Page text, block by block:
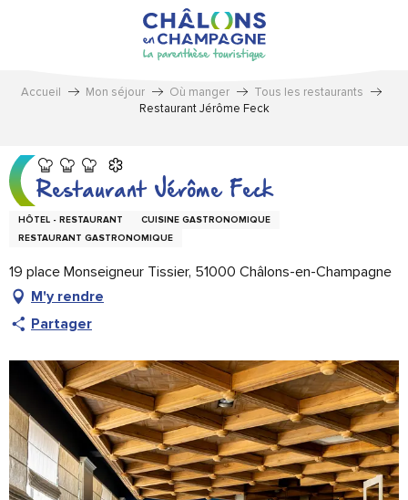
Accueil Mon séjour Où manger
Tous les restaurants
Restaurant Jérôme Feck
Restaurant Jérôme Feck
HÔTEL - RESTAURANT
CUISINE GASTRONOMIQUE
RESTAURANT GASTRONOMIQUE
19 place Monseigneur Tissier, 51000 Châlons-en-Champagne
M'y rendre
Partager